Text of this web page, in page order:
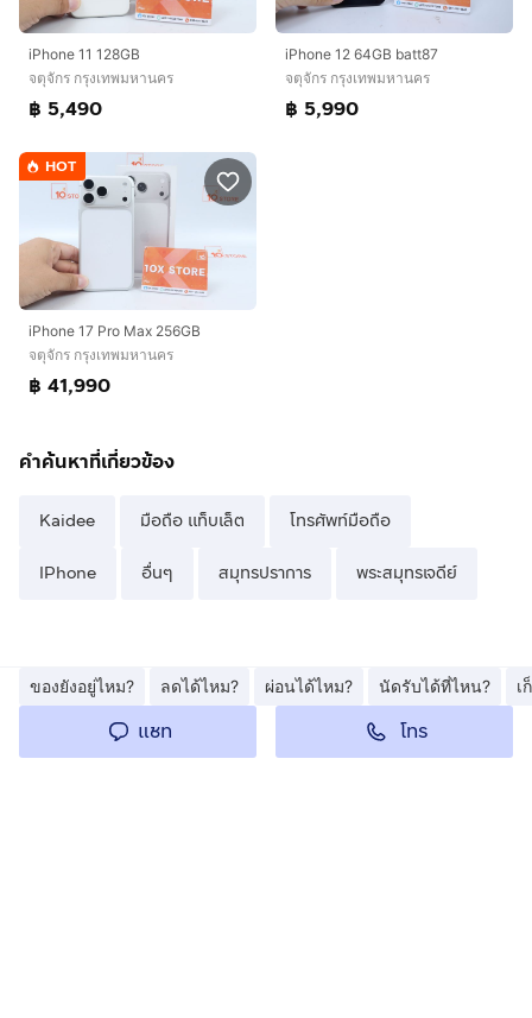
iPhone 11 128GB
จตุจักร กรุงเทพมหานคร
฿ 5,490
iPhone 12 64GB batt87
จตุจักร กรุงเทพมหานคร
฿ 5,990
HOT
iPhone 17 Pro Max 256GB
จตุจักร กรุงเทพมหานคร
฿ 41,990
คำค้นหาที่เกี่ยวข้อง
Kaidee มือถือ แท็บเล็ต โทรศัพท์มือถือ
IPhone อื่นๆ สมุทรปราการ พระสมุทรเจดีย์
ของยังอยู่ไหม? ลดได้ไหม? ผ่อนได้ไหม? นัดรับได้ที่ไหน? เ
แชท โทร